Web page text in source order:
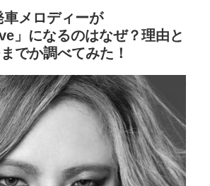
メロディーが
」になるのはなぜ？理由と
でか調べてみた！